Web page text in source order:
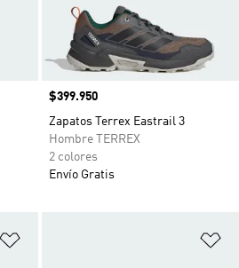
Precio
$399.950
Zapatos Terrex Eastrail 3
Hombre TERREX
2 colores
Envío Gratis